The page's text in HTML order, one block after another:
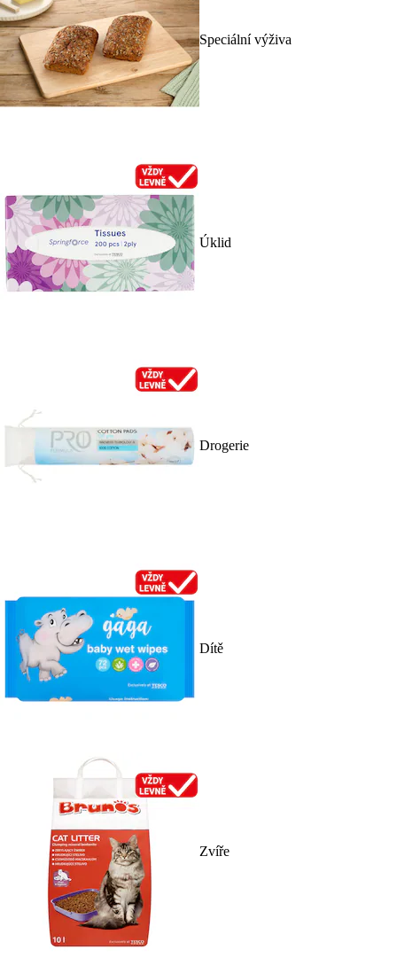
Speciální výživa
Úklid
Drogerie
Dítě
Zvíře